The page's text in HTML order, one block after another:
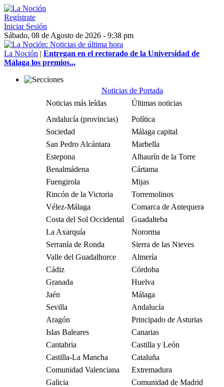
Regístrate
Iniciar Sesión
Sábado, 08 de Agosto de 2026 - 9:38 pm
La Noción | Entregan en el rectorado de la Universidad de
Málaga los premios...
Noticias de Portada
Noticias más leídas
Últimas noticias
Andalucía (provincias)
Política
Sociedad
Málaga capital
San Pedro Alcántara
Marbella
Estepona
Alhaurín de la Torre
Benalmádena
Cártama
Fuengirola
Mijas
Rincón de la Victoria
Torremolinos
Vélez-Málaga
Comarca de Antequera
Costa del Sol Occidental
Guadalteba
La Axarquía
Nororma
Serranía de Ronda
Sierra de las Nieves
Valle del Guadalhorce
Almería
Cádiz
Córdoba
Granada
Huelva
Jaén
Málaga
Sevilla
Andalucía
Aragón
Principado de Asturias
Islas Baleares
Canarias
Cantabria
Castilla y León
Castilla-La Mancha
Cataluña
Comunidad Valenciana
Extremadura
Galicia
Comunidad de Madrid